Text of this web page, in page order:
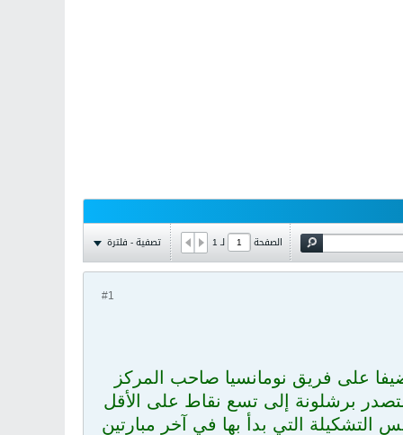
الصفحة لـ1 تصفية - فلترة
#1
على فريق نومانسيا صاحب المركز
برشلونة إلى تسع نقاط على الأقل
التي بدأ بها في آخر مبارتين